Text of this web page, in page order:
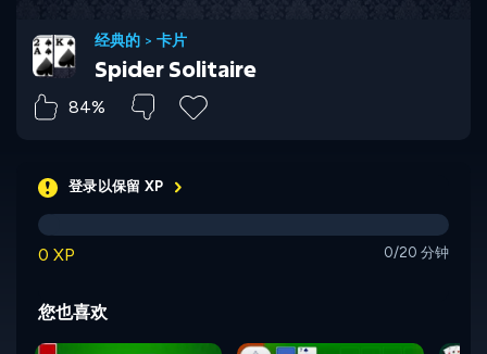
经典的 > 卡片
Spider Solitaire
84%
登录以保留 XP
0 XP 0/20 分钟
您也喜欢